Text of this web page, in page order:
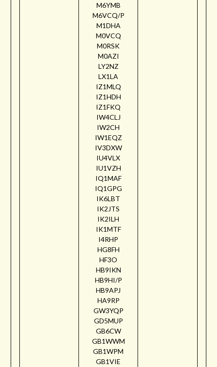
M6YMB
M6VCQ/P
M1DHA
M0VCQ
M0RSK
M0AZI
LY2NZ
LX1LA
IZ1MLQ
IZ1HDH
IZ1FKQ
IW4CLJ
IW2CH
IW1EQZ
IV3DXW
IU4VLX
IU1VZH
IQ1MAF
IQ1GPG
IK6LBT
IK2JTS
IK2ILH
IK1MTF
I4RHP
HG8FH
HF3O
HB9IKN
HB9HI/P
HB9APJ
HA9RP
GW3YQP
GD5MUP
GB6CW
GB1WWM
GB1WPM
GB1VIE